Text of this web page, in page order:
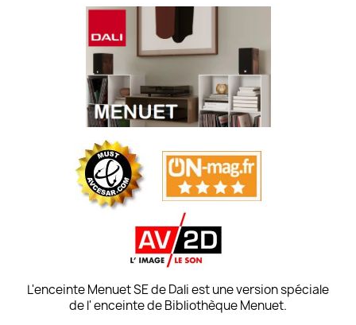
L'enceinte Menuet SE de Dali est une version spéciale
de l'enceinte de BibliothèqueMenuet.